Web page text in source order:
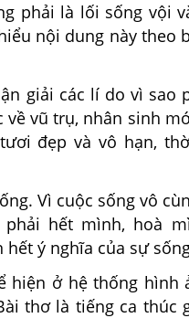
phải là lối sống vội
nội dung này theo
giải các lí do vì sao
vũ trụ, nhân sinh
đẹp và vô hạn,
Vì cuộc sống vô
hết mình, hoà
ý nghĩa của sự
ở hệ thống hình
thơ là tiếng ca thúc